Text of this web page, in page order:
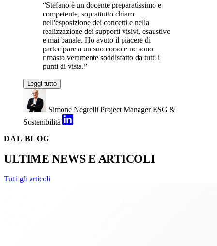
“Stefano è un docente preparatissimo e
competente, soprattutto chiaro
nell'esposizione dei concetti e nella
realizzazione dei supporti visivi, esaustivo
e mai banale. Ho avuto il piacere di
partecipare a un suo corso e ne sono
rimasto veramente soddisfatto da tutti i
punti di vista.”
Leggi tutto
Simone Negrelli Project Manager ESG &
Sostenibilità
DAL BLOG
ULTIME NEWS E ARTICOLI
Tutti gli articoli